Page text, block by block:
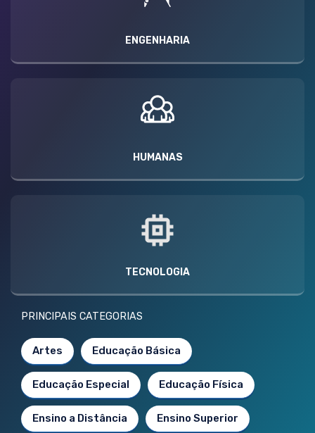
ENGENHARIA
HUMANAS
TECNOLOGIA
PRINCIPAIS CATEGORIAS
Artes Educação Básica
Educação Especial Educação Física
Ensino a Distância Ensino Superior